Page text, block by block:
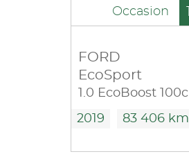
Occasion
FORD
EcoSport
2019 83 406 km